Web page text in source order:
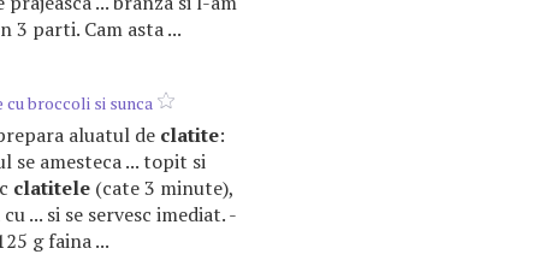
parti. Cam asta ...
broccoli si sunca
aluatul de clatite:
se amesteca ... topit si
clatitele (cate 3 minute),
... si se servesc imediat. -
g faina ...